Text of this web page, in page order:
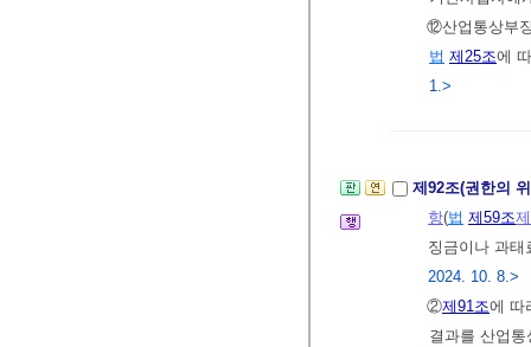
⑫산업통상부
법 제25조에
1.>
제92조(권한의
항(법 제59조
징금이나 과
2024. 10. 8.>
②제91조에 따
결과를 산업